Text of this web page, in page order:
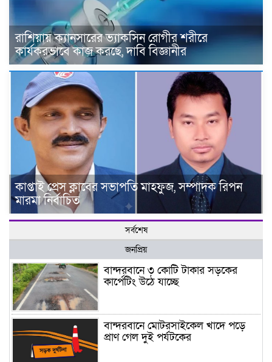
রাশিয়ায় ক্যানসারের ভ্যাকসিন রোগীর শরীরে
কার্যকরভাবে কাজ করছে, দাবি বিজ্ঞানীর
কাপ্তাই প্রেস ক্লাবের সভাপতি মাহফুজ, সম্পাদক রিপন
মারমা নির্বাচিত
সর্বশেষ
জনপ্রিয়
বান্দরবানে ৩ কোটি টাকার সড়কের
কার্পেটিং উঠে যাচ্ছে
বান্দরবানে মোটরসাইকেল খাদে পড়ে
প্রাণ গেল দুই পর্যটকের